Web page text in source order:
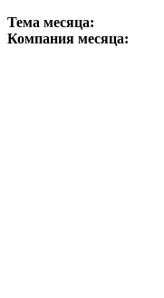
Тема месяца:
Компания месяца: